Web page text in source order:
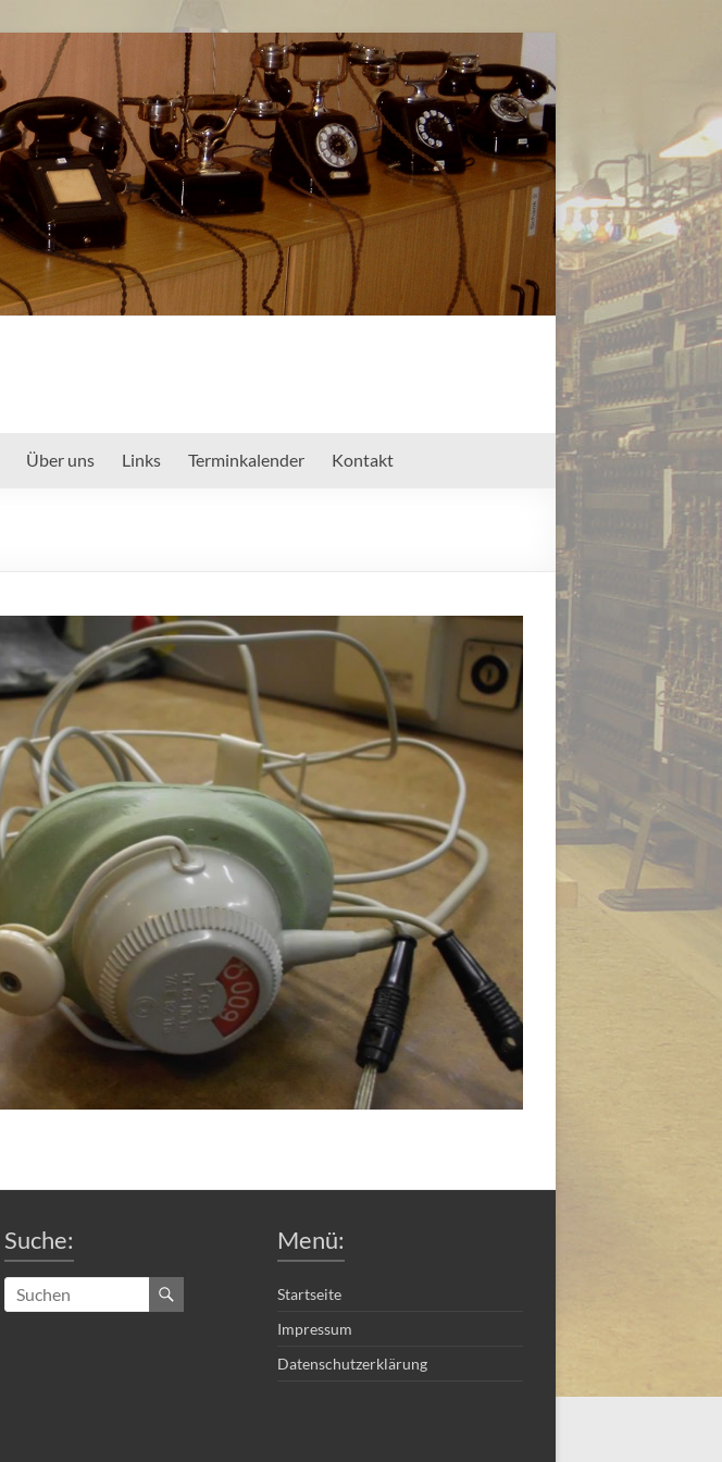
Über uns Links Terminkalender Kontakt
Suche: Menü:
Startseite
Impressum
Datenschutzerklärung